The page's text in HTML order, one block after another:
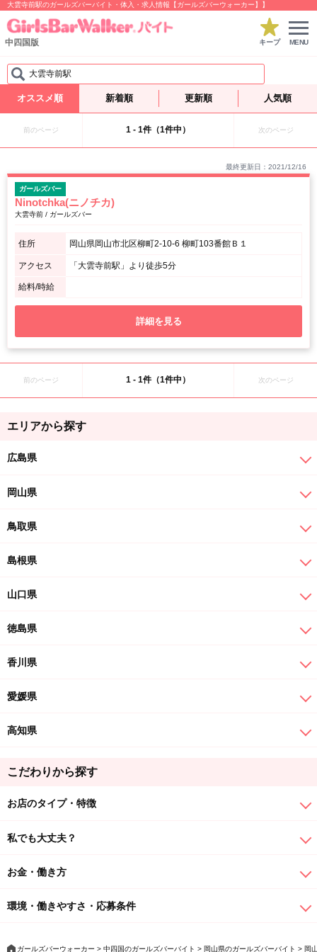
大雲寺前駅のガールズバーバイト・体入・求人情報【ガールズバーウォーカー】】
中四国版 キープ MENU
大雲寺前駅
オススメ順 新着順 更新順 人気順
前のページ 1 - 1件（1件中） 次のページ
最終更新日：2021/12/16
ガールズバー
Ninotchka(ニノチカ)
大雲寺前 / ガールズバー
住所 岡山県岡山市北区柳町2-10-6 柳町103番館Ｂ１
アクセス 「大雲寺前駅」より徒歩5分
給料/時給
詳細を見る
前のページ 1 - 1件（1件中） 次のページ
エリアから探す
広島県
岡山県
鳥取県
島根県
山口県
徳島県
香川県
愛媛県
高知県
こだわりから探す
お店のタイプ・特徴
私でも大丈夫？
お金・働き方
環境・働きやすさ・応募条件
ガールズバーウォーカー 中四国のガールズバーバイト 岡山県のガールズバーバイト 岡